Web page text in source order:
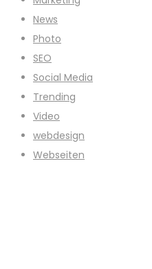
News
Photo
SEO
Social Media
Trending
Video
webdesign
Webseiten